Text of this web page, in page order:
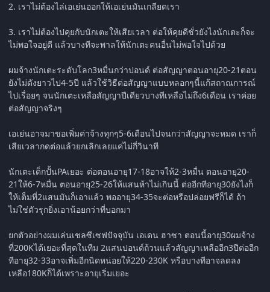
2. เราไม่ต้องไล่เอเย่นออกให้เอเย่นมันเกลียดเรา
3. เราไม่ต้องไปคุยกับนักเตะให้เสียเวลา ต่อให้คุยดีชั่วยังไงนักเตะก็จะ
ไม่พอใจอยู่ดี แล้วบางทีจะพาลให้นักเตะคนอื่นไม่พอใจไปด้วย
ผมจ้างนักเตะระดับโลก3หมื่นกว่าปอนด์ ต่อสัญญาตอนอายุ20-21ตอน
ยังไม่ดังยาวไป4-5ปี แล้วใช้วิธีต่อสัญญาแบบหลอกๆนี้แก้สถาณการณ์
ไปเรื่อยๆ จนนักเตะเหลือสัญญาปีเดียวบางทีเหลือไม่ถึง6เดือน เราค่อย
ต่อสัญญาจริงๆ
เอเย่นอาจมาขอเพิ่มค่าจ้างทุกๆ5-6เดือนไปจนกว่าสัญญาจะหมด เราก็
เสียเวลากดต่อแล้วยกเลิกเลยแค่ไม่กี่วินาที
นักเตะเด็กปั้นPAเยอะ ต่อตอนอายุ17-18อาจให้2-3หมื่น ตอนอายุ20-
21ให้6-7หมื่น ตอนอายุ25-26ให้แสนห้าไม่เกินนี้ ต่ออีกทีอายุ30ยังไงก็
ให้เต็มที่2แสนมันก็เอาแล้ว พออายุ34-35จะต่อหรือปล่อยฟรีก็ได้ ถ้า
ไม่ใช่ตัวรุกยิ่งเอาน้อยกว่าที่บอกมา
ยกตัวอย่างผมเล่นเชลซีเซฟปัจจุบัน เอเดน ฮาซา ตอนนี้อายุ30ผมจ้าง
ที่200Kได้เยอะที่สุดในทีม 2แสนปอนด์ถ้วนแล้วสัญญาเหลืออีก3ปีต่ออีก
ทีอายุ32-33อาจเพิ่มอีกนิดหน่อยให้220-230K หรือบางทีอาจลดลง
เหลือ180Kก็ได้เพราะอายุเริ่มเยอะ